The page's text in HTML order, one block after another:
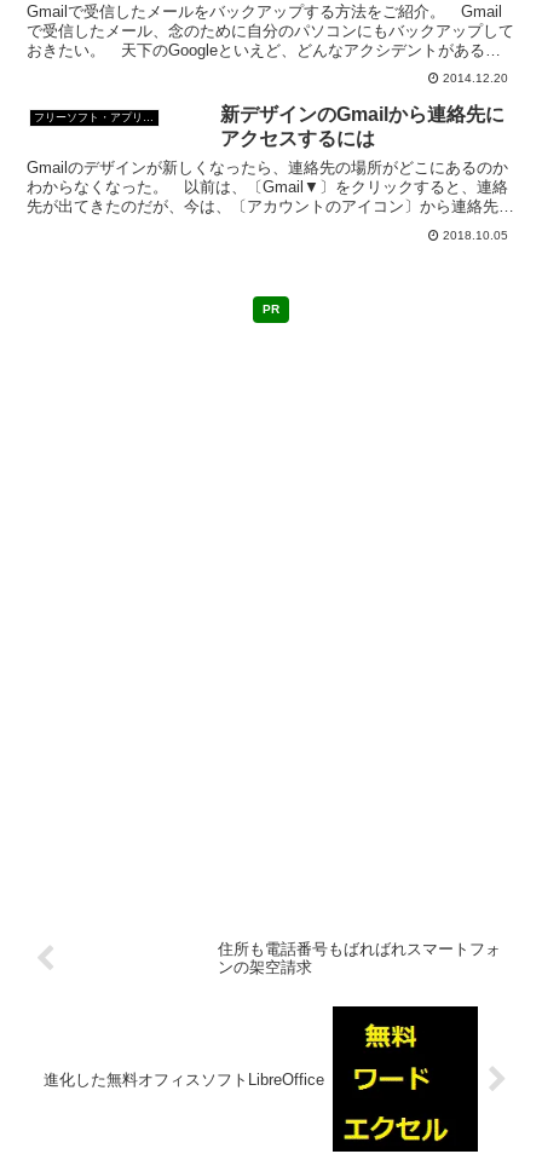
Gmailで受信したメールをバックアップする方法をご紹介。 Gmail
で受信したメール、念のために自分のパソコンにもバックアップして
おきたい。 天下のGoogleといえど、どんなアクシデントがあるか
2014.12.20
フリーソフト・アプリ・Webサービス
新デザインのGmailから連絡先に
アクセスするには
Gmailのデザインが新しくなったら、連絡先の場所がどこにあるのか
わからなくなった。 以前は、〔Gmail▼〕をクリックすると、連絡
先が出てきたのだが、今は、〔アカウントのアイコン〕から連絡先に
2018.10.05
PR
住所も電話番号もばればれスマートフォ
ンの架空請求
進化した無料オフィスソフトLibreOffice